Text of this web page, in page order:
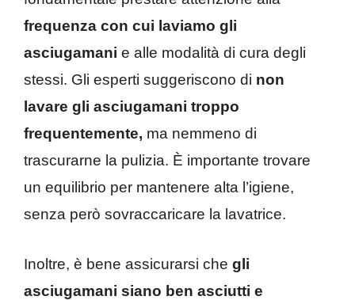
frequenza con cui laviamo gli
asciugamani e alle modalità di cura degli
stessi. Gli esperti suggeriscono di non
lavare gli asciugamani troppo
frequentemente, ma nemmeno di
trascurarne la pulizia. È importante trovare
un equilibrio per mantenere alta l’igiene,
senza però sovraccaricare la lavatrice.
Inoltre, è bene assicurarsi che gli
asciugamani siano ben asciutti e